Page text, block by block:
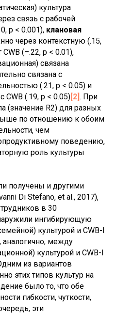
культура
связь с рабочей
p < 0.001), клановая
через контекстную (.15,
(–.22, p < 0.01),
связана
связана с
(.21, p < 0.05) и
(.19, p < 0.05) [2] . При
(значение R2) для разных
по отношению к обоим
чем
поведению,
роль культуры
получены и другими
Di Stefano, et al., 2017),
в 30
ингибирующую
культурой и CWB-I
аналогично, между
культурой и CWB-I
из вариантов
этих типов культур на
было то, что обе
гибкости, чуткости,
эти